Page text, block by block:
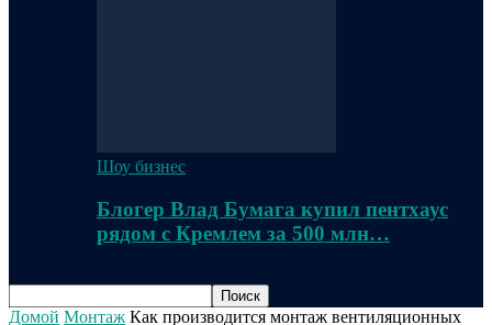
Шоу бизнес
Блогер Влад Бумага купил пентхаус
рядом с Кремлем за 500 млн…
Домой Монтаж Как производится монтаж вентиляционных